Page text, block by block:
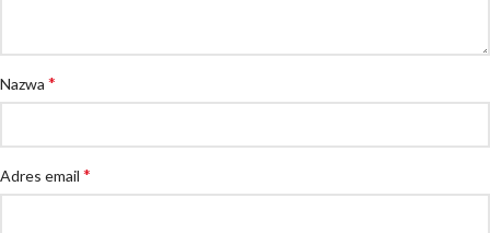
Nazwa *
Adres email *